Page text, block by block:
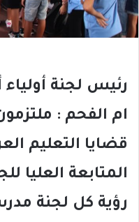
رئيس لجنة أولياء
ام الفحم :
قضايا التعليم
المتابعة العليا
رؤية كل لجنة